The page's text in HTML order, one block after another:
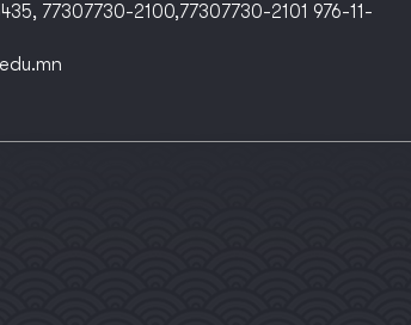
77307730-2100,77307730-2101 976-11-